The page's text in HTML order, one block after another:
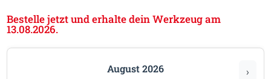
Bestelle jetzt und erhalte dein Werkzeug am
13.08.2026.
August 2026 ›